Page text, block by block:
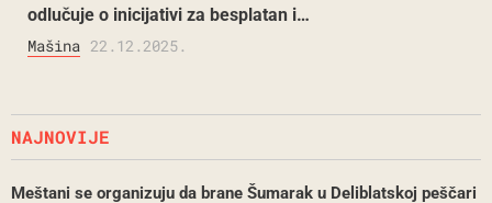
odlučuje o inicijativi za besplatan i…
Mašina 22.12.2025.
NAJNOVIJE
Meštani se organizuju da brane Šumarak u Deliblatskoj peščari